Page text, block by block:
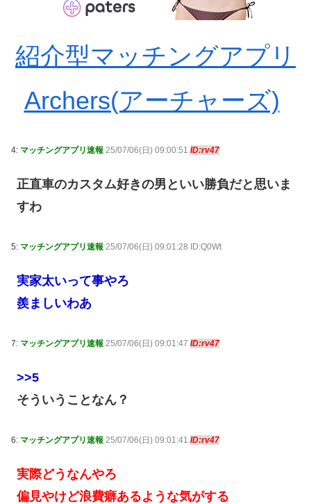
紹介型マッチングアプリ
Archers(アーチャーズ)
4: マッチングアプリ速報 25/07/06(日) 09:00:51 ID:rv47
正直車のカスタム好きの男といい勝負だと思いま
すわ
5: マッチングアプリ速報 25/07/06(日) 09:01:28 ID:Q0Wt
実家太いって事やろ
羨ましいわあ
7: マッチングアプリ速報 25/07/06(日) 09:01:47 ID:rv47
>>5
そういうことなん？
6: マッチングアプリ速報 25/07/06(日) 09:01:41 ID:rv47
実際どうなんやろ
偏見やけど浪費癖あるような気がする